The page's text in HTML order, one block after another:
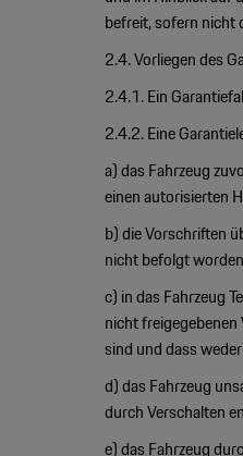
befreit, sofern nicht
2.4. Vorliegen des
2.4.1. Ein
2.4.2. Eine
a) das Fahrzeug
einen autorisierten
b) die Vorschriften
nicht befolgt
c) in das Fahrzeug
nicht freigegebenen
sind und dass
d) das Fahrzeug
durch Verschalten
e) das Fahrzeug